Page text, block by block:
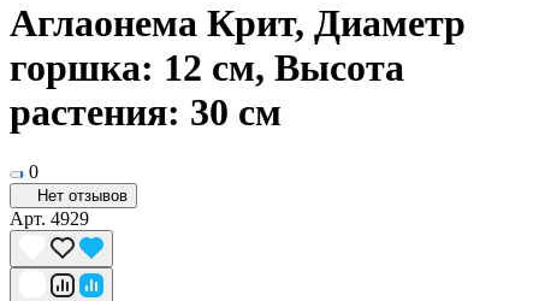
Аглаонема Крит, Диаметр
горшка: 12 см, Высота
растения: 30 см
0
Нет отзывов
Арт. 4929